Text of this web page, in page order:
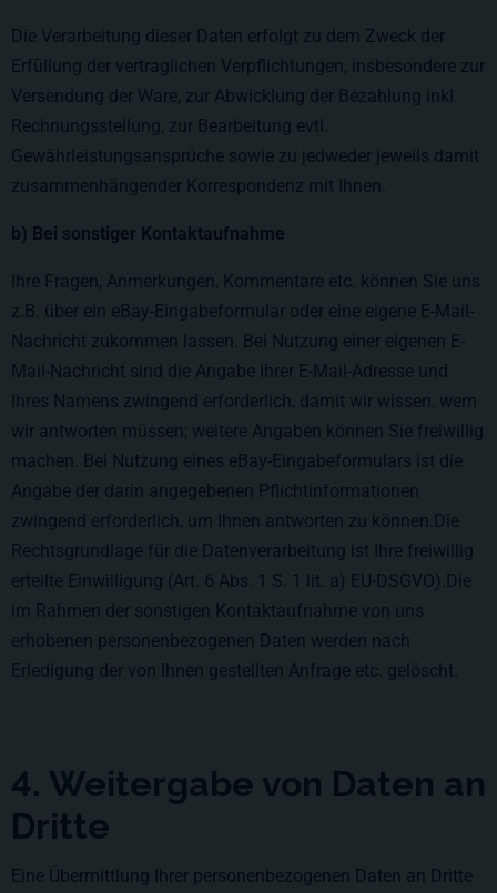
Die Verarbeitung dieser Daten erfolgt zu dem Zweck der
Erfüllung der vertraglichen Verpflichtungen, insbesondere zur
Versendung der Ware, zur Abwicklung der Bezahlung inkl.
Rechnungsstellung, zur Bearbeitung evtl.
Gewährleistungsansprüche sowie zu jedweder jeweils damit
zusammenhängender Korrespondenz mit Ihnen.
b) Bei sonstiger Kontaktaufnahme
Ihre Fragen, Anmerkungen, Kommentare etc. können Sie uns
z.B. über ein eBay-Eingabeformular oder eine eigene E-Mail-
Nachricht zukommen lassen. Bei Nutzung einer eigenen E-
Mail-Nachricht sind die Angabe Ihrer E-Mail-Adresse und
Ihres Namens zwingend erforderlich, damit wir wissen, wem
wir antworten müssen; weitere Angaben können Sie freiwillig
machen. Bei Nutzung eines eBay-Eingabeformulars ist die
Angabe der darin angegebenen Pflichtinformationen
zwingend erforderlich, um Ihnen antworten zu können.Die
Rechtsgrundlage für die Datenverarbeitung ist Ihre freiwillig
erteilte Einwilligung (Art. 6 Abs. 1 S. 1 lit. a) EU-DSGVO).Die
im Rahmen der sonstigen Kontaktaufnahme von uns
erhobenen personenbezogenen Daten werden nach
Erledigung der von Ihnen gestellten Anfrage etc. gelöscht.
4. Weitergabe von Daten an
Dritte
Eine Übermittlung Ihrer personenbezogenen Daten an Dritte